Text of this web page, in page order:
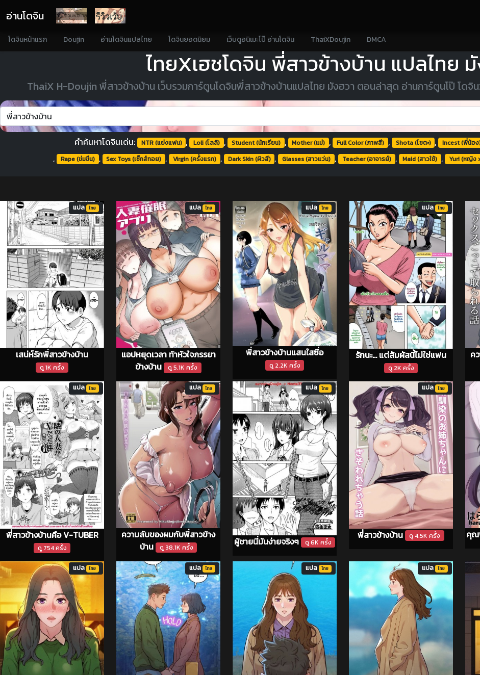
อ่านโดจิน
โดจินหน้าแรก Doujin อ่านโดจินแปลไทย โดจินยอดนิยม เว็บดูอนิเมะโป๊ อ่านโดจิน ThaiXDoujin DMCA
ไทยXเฮชโดจิน พี่สาวข้างบ้าน แปลไทย มั
ThaiX H-Doujin พี่สาวข้างบ้าน เว็บรวมการ์ตูนโดจินพี่สาวข้างบ้านแปลไทย มังฮวา ตอนล่าสุด อ่านการ์ตูนโป๊ โดจิ
คำค้นหาโดจินเด่น:
NTR (แย่งแฟน) , Loli (โลลิ) , Student (นักเรียน) , Mother (แม่) , Full Color (ภาพสี) , Shota (โชตะ) , Incest (พี่น้อ
, Rape (ข่มขืน) , Sex Toys (เซ็กส์ทอย) , Virgin (ครั้งแรก) , Dark Skin (ผิวสี) , Glasses (สาวแว่น) , Teacher (อาจารย์) , Maid (สาวใช้) , Yuri (หญิง
เสน่ห์รักพี่สาวข้างบ้าน
ดู 1K ครั้ง
แปล ไทย
แอปหยุดเวลา ท้าหัวใจภรรยา
ข้างบ้าน ดู 5.1K ครั้ง
แปล ไทย
พี่สาวข้างบ้านแสนใสซื่อ
ดู 2.2K ครั้ง
แปล ไทย
รักนะ... แต่สัมผัสนี้ไม่ใช่แฟน
ดู 2K ครั้ง
แปล ไทย
ค
พี่สาวข้างบ้านคือ V-TUBER
ดู 754 ครั้ง
แปล ไทย
ความลับของผมกับพี่สาวข้าง
บ้าน
ดู 38.1K ครั้ง
แปล ไทย
ผู้ชายนี่มันง่ายจริงๆ ดู 6K ครั้ง
แปล ไทย
พี่สาวข้างบ้าน ดู 4.5K ครั้ง
แปล ไทย
คุณ
แปล ไทย แปล ไทย แปล ไทย แปล ไทย